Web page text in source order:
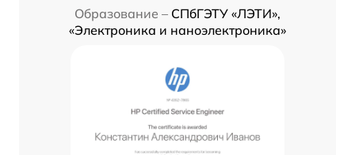
Образование – СПбГЭТУ «ЛЭТИ»,
«Электроника и наноэлектроника»